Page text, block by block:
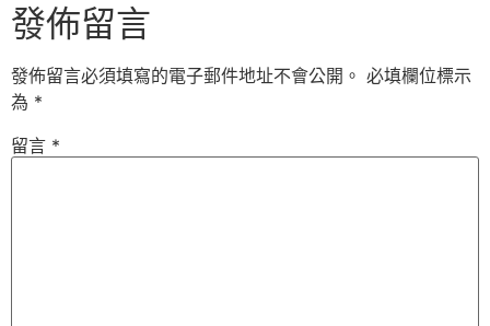
發佈留言
發佈留言必須填寫的電子郵件地址不會公開。 必填欄位標示
為 *
留言 *